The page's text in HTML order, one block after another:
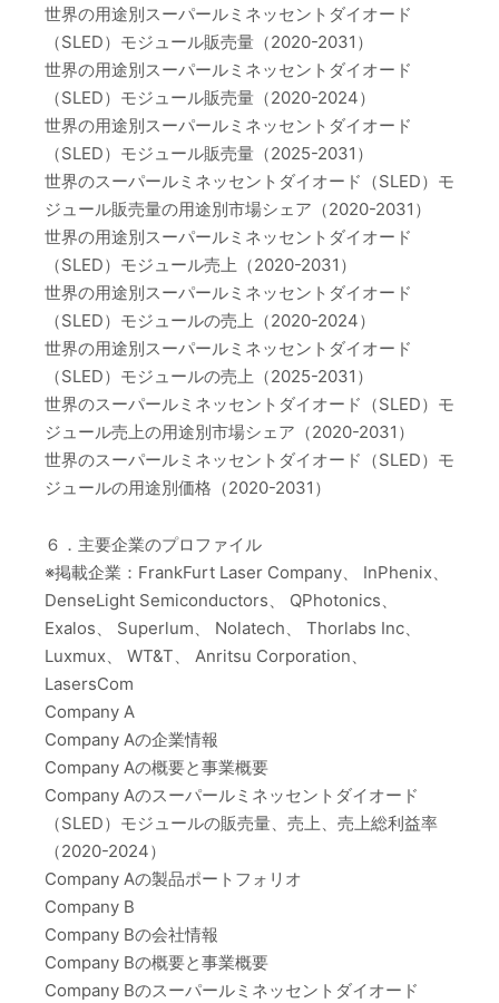
世界の用途別スーパールミネッセントダイオード
（SLED）モジュール販売量（2020-2031）
世界の用途別スーパールミネッセントダイオード
（SLED）モジュール販売量（2020-2024）
世界の用途別スーパールミネッセントダイオード
（SLED）モジュール販売量（2025-2031）
世界のスーパールミネッセントダイオード（SLED）モ
ジュール販売量の用途別市場シェア（2020-2031）
世界の用途別スーパールミネッセントダイオード
（SLED）モジュール売上（2020-2031）
世界の用途別スーパールミネッセントダイオード
（SLED）モジュールの売上（2020-2024）
世界の用途別スーパールミネッセントダイオード
（SLED）モジュールの売上（2025-2031）
世界のスーパールミネッセントダイオード（SLED）モ
ジュール売上の用途別市場シェア（2020-2031）
世界のスーパールミネッセントダイオード（SLED）モ
ジュールの用途別価格（2020-2031）
６．主要企業のプロファイル
※掲載企業：FrankFurt Laser Company、 InPhenix、
DenseLight Semiconductors、 QPhotonics、
Exalos、 Superlum、 Nolatech、 Thorlabs Inc、
Luxmux、 WT&T、 Anritsu Corporation、
LasersCom
Company A
Company Aの企業情報
Company Aの概要と事業概要
Company Aのスーパールミネッセントダイオード
（SLED）モジュールの販売量、売上、売上総利益率
（2020-2024）
Company Aの製品ポートフォリオ
Company B
Company Bの会社情報
Company Bの概要と事業概要
Company Bのスーパールミネッセントダイオード